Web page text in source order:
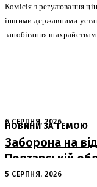
Комісія з регулювання
іншими державними
запобігання
НОВИНИ ЗА ТЕМОЮ
6 СЕРПНЯ, 2026
Заборона на
Полтавській
тисяч гривень
5 СЕРПНЯ, 2026